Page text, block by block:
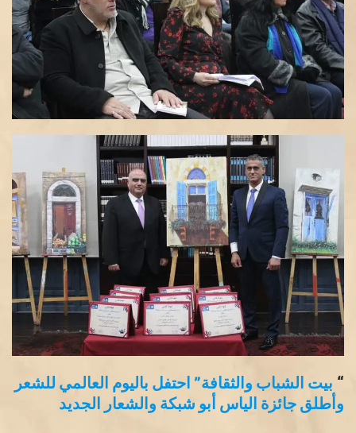
“ بيت الشباب والثقافة” احتفل باليوم العالمي للشعر
وأطلق جائزة الياس أبو شبكة والشعار الجديد